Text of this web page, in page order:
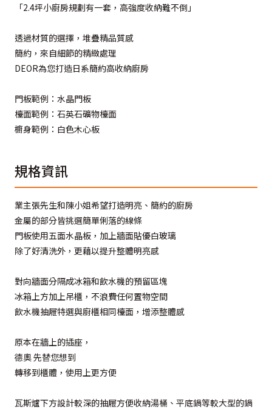
「2.4坪小廚房規劃有一套，高強度收納難不倒」
透過材質的選擇，堆疊精品質感
簡約，來自細節的精緻處理
DEOR為您打造日系簡約高收納廚房
門板範例：水晶門板
檯面範例：石英石礦物檯面
櫥身範例：白色木心板
規格資訊
業主張先生和陳小姐希望打造明亮、簡約的廚房
金屬的部分皆挑選簡單俐落的線條
門板使用五面水晶板，加上牆面貼優白玻璃
除了好清洗外，更藉以提升整體明亮感
對向牆面分隔成冰箱和飲水機的預留區塊
冰箱上方加上吊櫃，不浪費任何置物空間
飲水機抽屜特選與廚櫃相同檯面，增添整體感
原本在牆上的插座，
德奧 先替您想到
轉移到櫃體，使用上更方便
瓦斯爐下方設計較深的抽屜方便收納湯桶、平底鍋等較大型的鍋